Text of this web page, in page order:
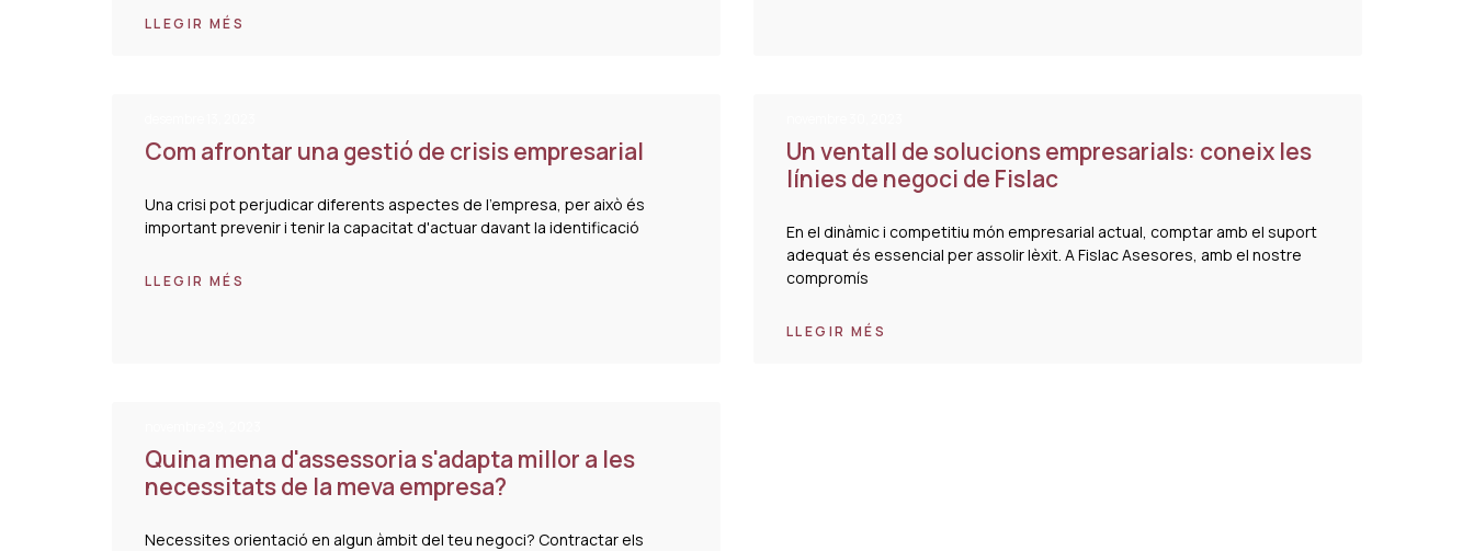
LLEGIR MÉS
Com afrontar una gestió de crisis empresarial
Una crisi pot perjudicar diferents aspectes de l'empresa, per això és
important prevenir i tenir la capacitat d'actuar davant la identificació
LLEGIR MÉS
Un ventall de solucions empresarials: coneix les
línies de negoci de Fislac
En el dinàmic i competitiu món empresarial actual, comptar amb el suport
adequat és essencial per assolir lèxit. A Fislac Asesores, amb el nostre
compromís
LLEGIR MÉS
Quina mena d'assessoria s'adapta millor a les
necessitats de la meva empresa?
Necessites orientació en algun àmbit del teu negoci? Contractar els